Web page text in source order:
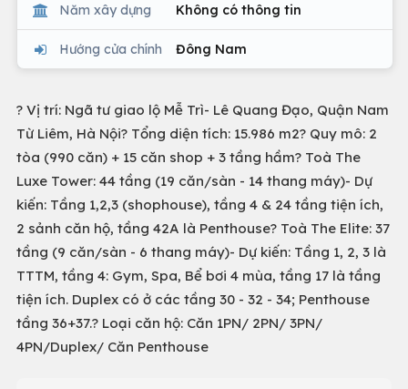
Năm xây dựng Không có thông tin
Hướng cửa chính Đông Nam
? Vị trí: Ngã tư giao lộ Mễ Trì- Lê Quang Đạo, Quận Nam
Từ Liêm, Hà Nội? Tổng diện tích: 15.986 m2? Quy mô: 2
tòa (990 căn) + 15 căn shop + 3 tầng hầm? Toà The
Luxe Tower: 44 tầng (19 căn/sàn - 14 thang máy)- Dự
kiến: Tầng 1,2,3 (shophouse), tầng 4 & 24 tầng tiện ích,
2 sảnh căn hộ, tầng 42A là Penthouse? Toà The Elite: 37
tầng (9 căn/sàn - 6 thang máy)- Dự kiến: Tầng 1, 2, 3 là
TTTM, tầng 4: Gym, Spa, Bể bơi 4 mùa, tầng 17 là tầng
tiện ích. Duplex có ở các tầng 30 - 32 - 34; Penthouse
tầng 36+37.? Loại căn hộ: Căn 1PN/ 2PN/ 3PN/
4PN/Duplex/ Căn Penthouse